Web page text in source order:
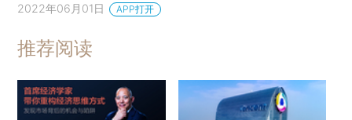
2022年06月01日 APP打开
推荐阅读